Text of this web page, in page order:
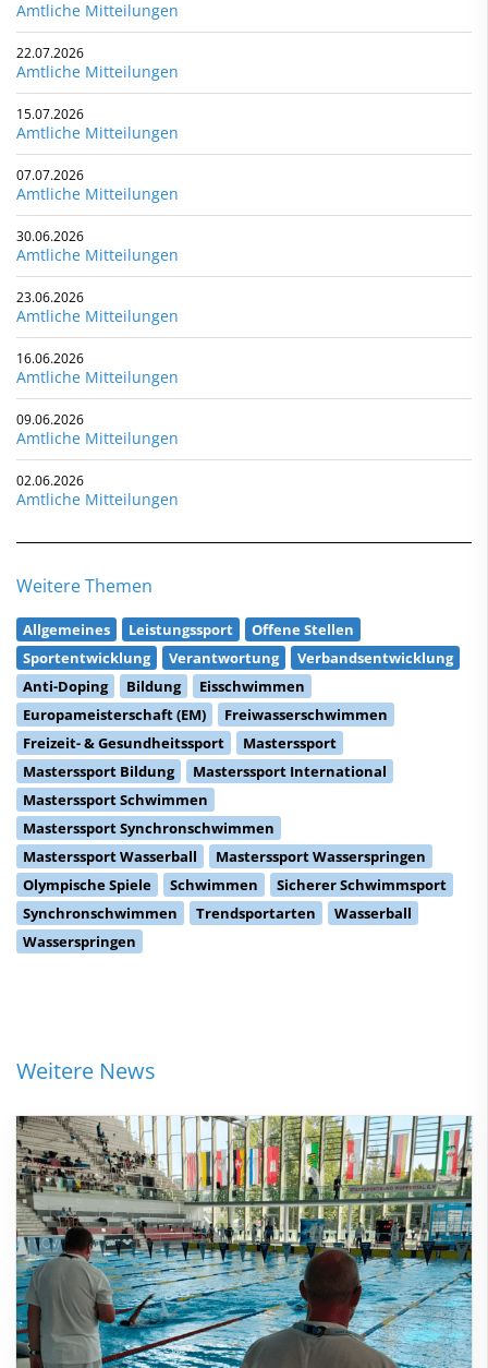
Amtliche Mitteilungen
22.07.2026
Amtliche Mitteilungen
15.07.2026
Amtliche Mitteilungen
07.07.2026
Amtliche Mitteilungen
30.06.2026
Amtliche Mitteilungen
23.06.2026
Amtliche Mitteilungen
16.06.2026
Amtliche Mitteilungen
09.06.2026
Amtliche Mitteilungen
02.06.2026
Amtliche Mitteilungen
Weitere Themen
Allgemeines Leistungssport
Offene Stellen
Sportentwicklung
Verantwortung
Verbandsentwicklung
Anti-Doping
Bildung
Eisschwimmen
Europameisterschaft (EM)
Freiwasserschwimmen
Freizeit- & Gesundheitssport
Masterssport
Masterssport Bildung
Masterssport International
Masterssport Schwimmen
Masterssport Synchronschwimmen
Masterssport Wasserball
Masterssport Wasserspringen
Olympische Spiele
Schwimmen
Sicherer Schwimmsport
Synchronschwimmen
Trendsportarten
Wasserball
Wasserspringen
Weitere News